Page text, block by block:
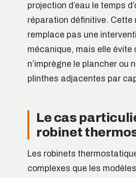
projection d’eau le temps
réparation définitive. Cette
remplace pas une
mécanique, mais elle évite
n’imprègne le plancher ou
plinthes adjacentes par
Le cas
robinet
Les robinets
complexes que les